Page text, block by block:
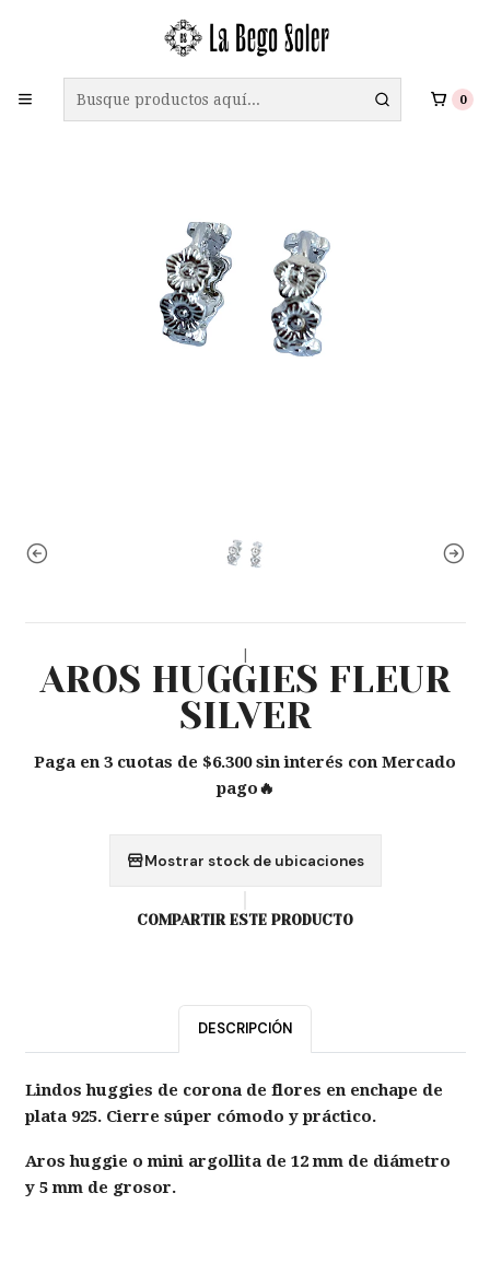
0
ENVÍO GRATIS A TODO CHILE EN COMPRAS SOBRE $69.990
|
AROS HUGGIES FLEUR
SILVER
Paga en 3 cuotas de $6.300 sin interés con Mercado
pago🔥
Mostrar stock de ubicaciones
COMPARTIR ESTE PRODUCTO
DESCRIPCIÓN
Lindos huggies de corona de flores en enchape de
plata 925. Cierre súper cómodo y práctico.
Aros huggie o mini argollita de 12 mm de diámetro
y 5 mm de grosor.